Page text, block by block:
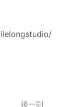
後一則